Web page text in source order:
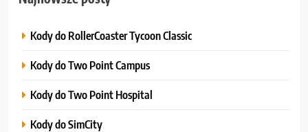
Kody do RollerCoaster Tycoon Classic
Kody do Two Point Campus
Kody do Two Point Hospital
Kody do SimCity